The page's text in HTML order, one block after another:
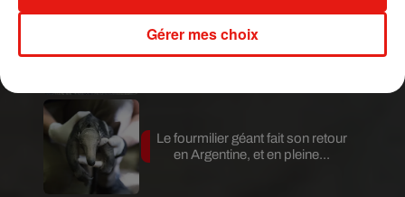
Guatemala : l'éruption du volcan
de Fuego est terminée
Le fourmilier géant fait son retour
en Argentine, et en pleine...
Gérer mes choix